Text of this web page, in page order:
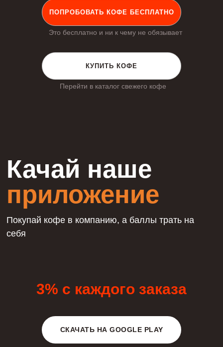
ПОПРОБОВАТЬ КОФЕ БЕСПЛАТНО
Перейти в каталог свежего кофе
Это бесплатно и ни к чему не обязывает
КУПИТЬ КОФЕ
3% с каждого заказа
Покупай кофе в компанию, а баллы трать на
себя
Качай наше
приложение
СКАЧАТЬ НА GOOGLE PLAY